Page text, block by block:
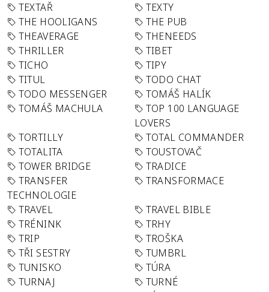
TEXTAŘ
TEXTY
THE HOOLIGANS
THE PUB
THEAVERAGE
THENEEDS
THRILLER
TIBET
TICHO
TIPY
TITUL
TODO CHAT
TODO MESSENGER
TOMÁŠ HALÍK
TOMÁŠ MACHULA
TOP 100 LANGUAGE
LOVERS
TORTILLY
TOTAL COMMANDER
TOTALITA
TOUSTOVAČ
TOWER BRIDGE
TRADICE
TRANSFER
TECHNOLOGIE
TRANSFORMACE
TRAVEL
TRAVEL BIBLE
TRÉNINK
TRHY
TRIP
TROŠKA
TŘI SESTRY
TUMBRL
TUNISKO
TÚRA
TURNAJ
TURNÉ